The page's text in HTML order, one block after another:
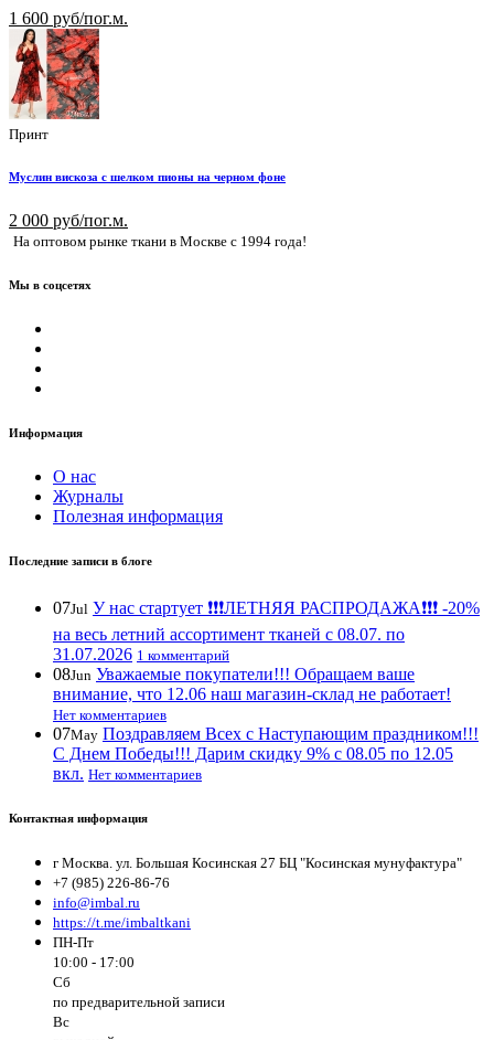
1 600 руб/пог.м.
Принт
Муслин вискоза с шелком пионы на черном фоне
2 000 руб/пог.м.
На оптовом рынке ткани в Москве с 1994 года!
Мы в соцсетях
Информация
О нас
Журналы
Полезная информация
Последние записи в блоге
07Jul У нас стартует ❗️❗️❗️ЛЕТНЯЯ РАСПРОДАЖА❗️❗️❗️ -20%
на весь летний ассортимент тканей с 08.07. по
31.07.2026 1 комментарий
08Jun Уважаемые покупатели!!! Обращаем ваше
внимание, что 12.06 наш магазин-склад не работает!
Нет комментариев
07May Поздравляем Всех с Наступающим праздником!!!
С Днем Победы!!! Дарим скидку 9% с 08.05 по 12.05
вкл. Нет комментариев
Контактная информация
г Москва. ул. Большая Косинская 27 БЦ "Косинская мунуфактура"
+7 (985) 226-86-76
info@imbal.ru
https://t.me/imbaltkani
ПН-Пт
10:00 - 17:00
Сб
по предварительной записи
Вс